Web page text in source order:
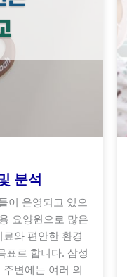
분석
이 운영되고 있으
요양원으로 많은
와 편안한 환경
표로 합니다. 삼성
변에는 여러 의